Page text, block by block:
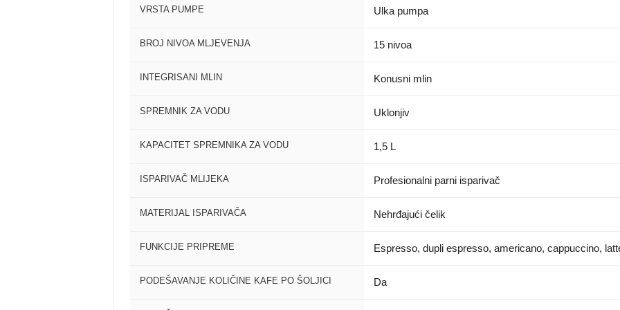
VRSTA PUMPE Ulka pumpa
BROJ NIVOA MLJEVENJA 15 nivoa
INTEGRISANI MLIN Konusni mlin
SPREMNIK ZA VODU Uklonjiv
KAPACITET SPREMNIKA ZA VODU 1,5 L
ISPARIVAČ MLIJEKA Profesionalni parni isparivač
MATERIJAL ISPARIVAČA Nehrđajući čelik
FUNKCIJE PRIPREME Espresso, dupli espresso, americano, cappuccino,
PODEŠAVANJE KOLIČINE KAFE PO ŠOLJICI Da